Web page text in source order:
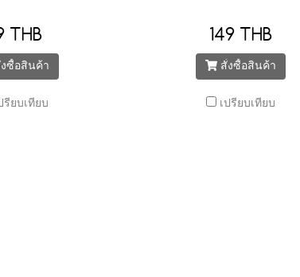
THB
ซื้อสินค้า
รียบเทียบ
149 THB
สั่งซื้อสินค้า
เปรียบเทียบ